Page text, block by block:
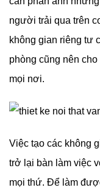
người trải qua trên
không gian riêng tư
phòng cũng nên
mọi nơi.
Việc tạo các không
trở lại bàn làm việc
mọi thứ. Để làm